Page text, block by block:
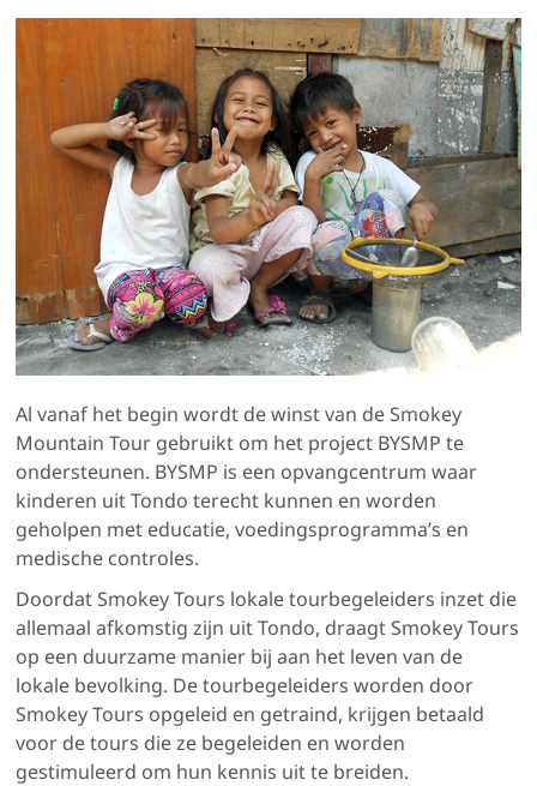
Al vanaf het begin wordt de winst van de Smokey
Mountain Tour gebruikt om het project BYSMP te
ondersteunen. BYSMP is een opvangcentrum waar
kinderen uit Tondo terecht kunnen en worden
geholpen met educatie, voedingsprogramma’s en
medische controles.
Doordat Smokey Tours lokale tourbegeleiders inzet die
allemaal afkomstig zijn uit Tondo, draagt Smokey Tours
op een duurzame manier bij aan het leven van de
lokale bevolking. De tourbegeleiders worden door
Smokey Tours opgeleid en getraind, krijgen betaald
voor de tours die ze begeleiden en worden
gestimuleerd om hun kennis uit te breiden.